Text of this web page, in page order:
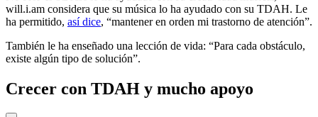
will.i.am considera que su música lo ha ayudado con su TDAH. Le
ha permitido, así dice, “mantener en orden mi trastorno de atención”.
También le ha enseñado una lección de vida: “Para cada obstáculo,
existe algún tipo de solución”.
Crecer con TDAH y mucho apoyo